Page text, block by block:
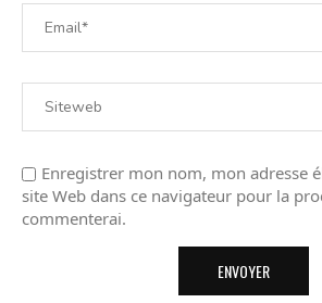
Enregistrer mon nom, mon adresse
site Web dans ce navigateur pour la
commenterai.